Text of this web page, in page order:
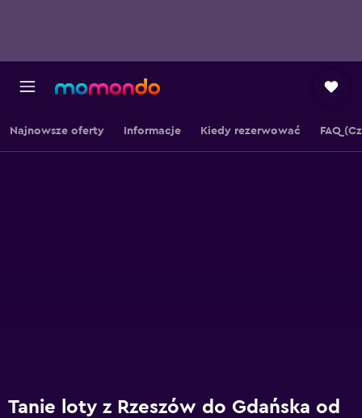
Najnowsze oferty Informacje Kiedy rezerwować FAQ
Tanie loty z Rzeszów do Gdańska od